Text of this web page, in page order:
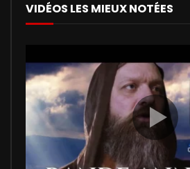
VIDÉOS LES MIEUX NOTÉES